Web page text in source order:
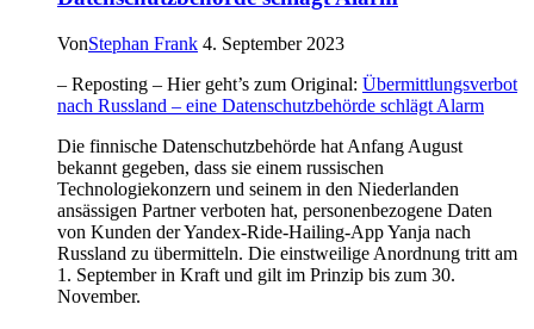
VonStephan Frank 4. September 2023
– Reposting – Hier geht’s zum Original: Übermittlungsverbot
nach Russland – eine Datenschutzbehörde schlägt Alarm
Die finnische Datenschutzbehörde hat Anfang August
bekannt gegeben, dass sie einem russischen
Technologiekonzern und seinem in den Niederlanden
ansässigen Partner verboten hat, personenbezogene Daten
von Kunden der Yandex-Ride-Hailing-App Yanja nach
Russland zu übermitteln. Die einstweilige Anordnung tritt am
1. September in Kraft und gilt im Prinzip bis zum 30.
November.